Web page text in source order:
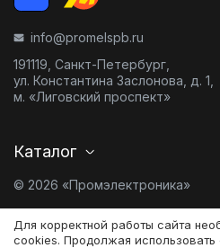
info@promelspb.ru
191119, Санкт-Петербург,
ул. Константина Заслонова, д. 1,
м. «Лиговский проспект»
Каталог
© 2026 «Промэлектроника»
Карта сайта
Для корректной работы сайта
cookies. Продолжая использовать